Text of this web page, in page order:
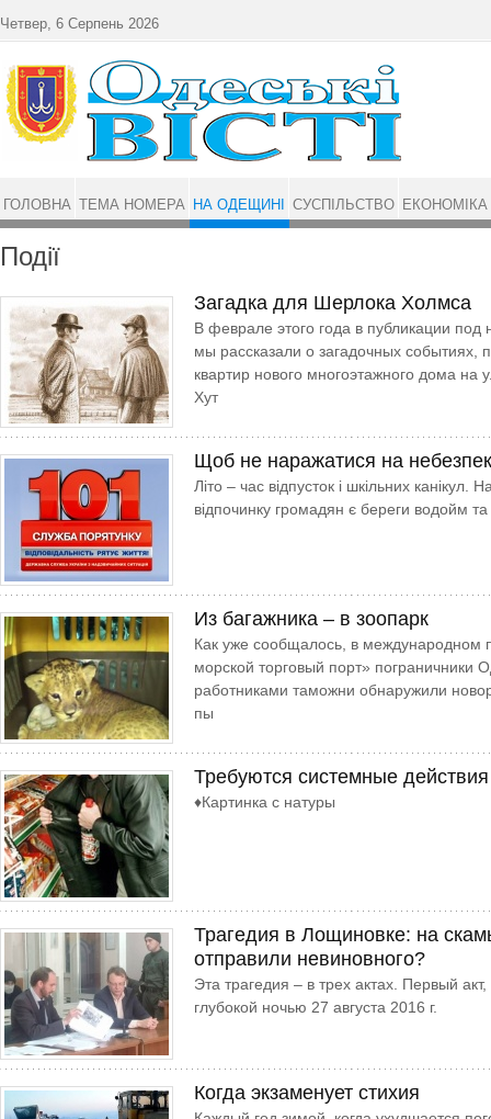
Події
Загадка для Шерлока Холмса
В феврале этого года в публикации
мы рассказали о загадочных событиях,
квартир нового многоэтажного дома
Хут
Щоб не наражатися на
Літо – час відпусток і шкільних
відпочинку громадян є береги водойм
Из багажника – в зоопарк
Как уже сообщалось, в международном
морской торговый порт» пограничники
работниками таможни обнаружили
пы
Требуются системные действия
♦Картинка с натуры
Трагедия в Лощиновке: на
отправили невиновного?
Эта трагедия – в трех актах. Первый
глубокой ночью 27 августа 2016 г.
Когда экзаменует стихия
Четвер, 6 Серпень 2026
ГОЛОВНА ТЕМА НОМЕРА НА ОДЕЩИНІ СУСПІЛЬСТВО ЕКОНОМІКА